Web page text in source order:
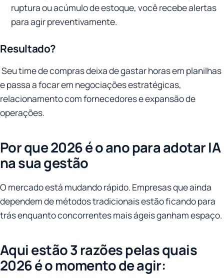
ruptura ou acúmulo de estoque, você recebe alertas
para agir preventivamente.
Resultado?
Seu time de compras deixa de gastar horas em planilhas
e passa a focar em negociações estratégicas,
relacionamento com fornecedores e expansão de
operações.
Por que 2026 é o ano para adotar IA
na sua gestão
O mercado está mudando rápido. Empresas que ainda
dependem de métodos tradicionais estão ficando para
trás enquanto concorrentes mais ágeis ganham espaço.
Aqui estão 3 razões pelas quais
2026 é o momento de agir: